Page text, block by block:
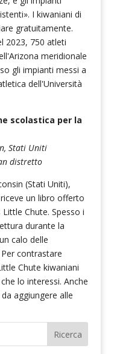
I kiwaniani di
gratuitamente.
2023, 750 atleti
meridionale
gli impianti messi a
dell'Università
scolastica per la
Stati Uniti
distretto
(Stati Uniti),
un libro offerto
Chute. Spesso i
durante la
calo delle
contrastare
Chute kiwaniani
lo interessi. Anche
aggiungere alle
Ricerca